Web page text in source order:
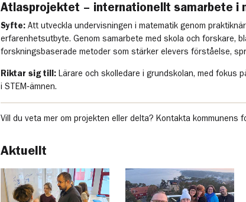
Atlasprojektet – internationellt samarbete i
Syfte:Att utveckla undervisningen i matematik genom
erfarenhetsutbyte. Genom samarbete med skola och forskare,
forskningsbaserade metoder som stärker elevers förståelse,
Riktar sig till:Lärare och skolledare i grundskolan, med fokus
i STEM‑ämnen.
Vill du veta mer om projekten eller delta? Kontakta kommunens
Aktuellt